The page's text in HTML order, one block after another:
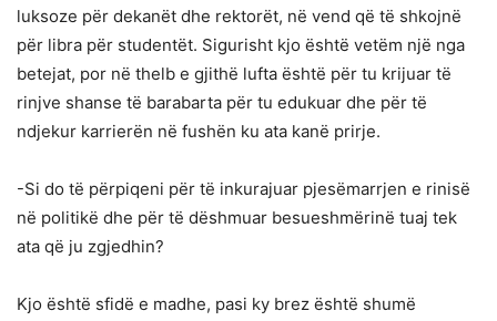
luksoze për dekanët dhe rektorët, në vend që të shkojnë
për libra për studentët. Sigurisht kjo është vetëm një nga
betejat, por në thelb e gjithë lufta është për tu krijuar të
rinjve shanse të barabarta për tu edukuar dhe për të
ndjekur karrierën në fushën ku ata kanë prirje.
-Si do të përpiqeni për të inkurajuar pjesëmarrjen e rinisë
në politikë dhe për të dëshmuar besueshmërinë tuaj tek
ata që ju zgjedhin?
Kjo është sfidë e madhe, pasi ky brez është shumë